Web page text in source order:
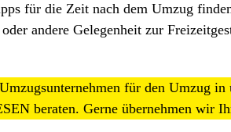
für die Zeit nach dem Umzug
andere Gelegenheit zur
für den Umzug in
beraten. Gerne übernehmen wir